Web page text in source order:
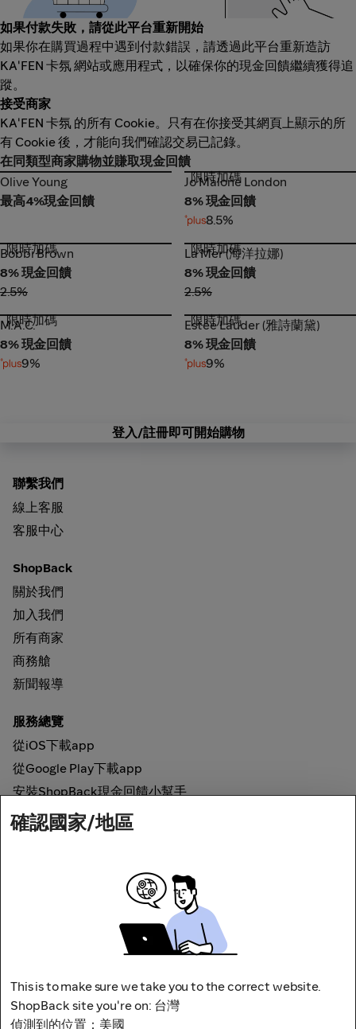
如果付款失敗，請從此平台重新開始
如果你在購買過程中遇到付款錯誤，請透過此平台重新造訪
KA'FEN 卡氛 網站或應用程式，以確保你的現金回饋繼續獲得追
蹤。
接受商家
KA'FEN 卡氛 的所有 Cookie。只有在你接受其網頁上顯示的所
有 Cookie 後，才能向我們確認交易已記錄。
在同類型商家購物並賺取現金回饋
Olive Young
Olive Young
最高4%現金回饋
Jo Malone London
限時加碼
Jo Malone London
8% 現金回饋
8.5%
Bobbi Brown
限時加碼
Bobbi Brown
8% 現金回饋
2.5%
La Mer (海洋拉娜)
限時加碼
La Mer (海洋拉娜)
8% 現金回饋
2.5%
M.A.C.
限時加碼
M.A.C.
8% 現金回饋
9%
Estée Lauder (雅詩蘭黛)
限時加碼
Estée Lauder (雅詩蘭黛)
8% 現金回饋
9%
登入/註冊即可開始購物
聯繫我們
線上客服
客服中心
ShopBack
關於我們
加入我們
所有商家
商務艙
新聞報導
服務總覽
從iOS下載app
從Google Play下載app
安裝ShopBack現金回饋小幫手
如何運作
確認國家/地區
This is to make sure we take you to the correct website.
ShopBack site you're on: 台灣
偵測到的位置：美國